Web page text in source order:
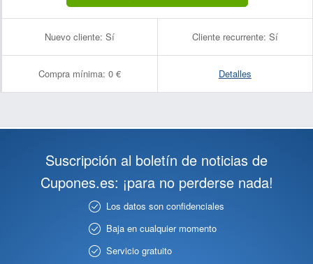
Nuevo cliente: Sí Cliente recurrente: Sí
Compra mínima: 0 € Detalles
Suscripción al boletín de noticias de
Cupones.es: ¡para no perderse nada!
Los datos son confidenciales
Baja en cualquier momento
Servicio gratuito